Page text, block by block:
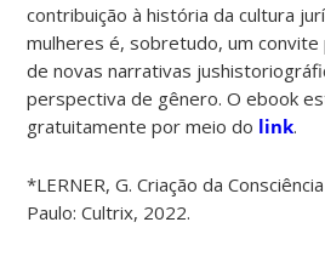
contribuição à história da cultura
mulheres é, sobretudo, um convite
de novas narrativas
perspectiva de gênero. O ebook
gratuitamente por meio do link.
*LERNER, G. Criação da
Paulo: Cultrix, 2022.